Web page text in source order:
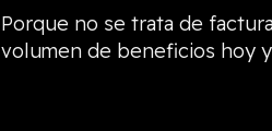
Porque no se trata de
volumen de beneficios hoy